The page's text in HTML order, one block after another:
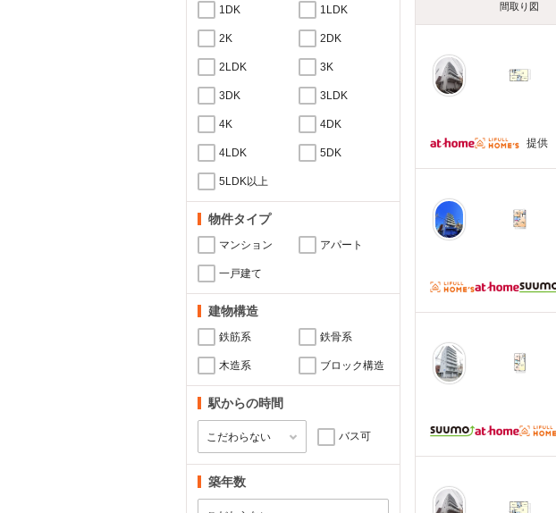
1DK 1LDK
2K 2DK
2LDK 3K
3DK 3LDK
4K 4DK
4LDK 5DK
5LDK以上
物件タイプ
マンション アパート
一戸建て
建物構造
鉄筋系 鉄骨系
木造系 ブロック構造
駅からの時間
バス可
築年数
間取り図
提供